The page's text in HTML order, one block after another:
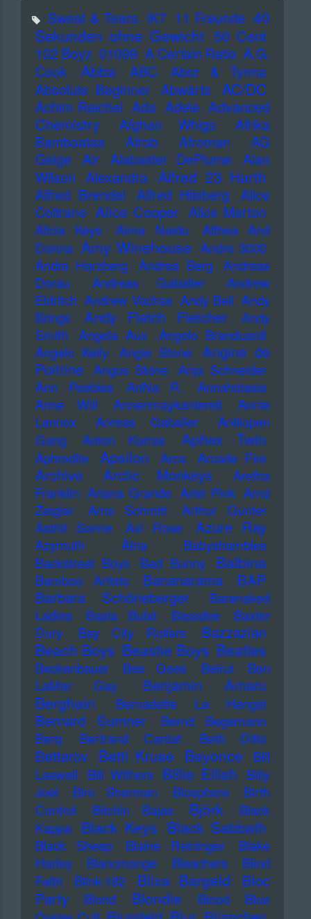
Sweat & Tears !K7 11 Freunde 40
Sekunden ohne Gewicht 50 Cent
102 Boyz 01099 A Certain Ratio A.G.
Cook
Abba ABC
Abor & Tynna
Absolute Beginner Abwärts AC/DC
Achim Reichel Ada Adele Advanced
Chemistry
Afghan Whigs
Afrika
Bambaataa
Afrob Afroman
AG
Geige
Air Alabaster DePlume
Alan
Wilson Alexandra Alfred 23 Harth
Alfred Brendel Alfred Hilsberg
Alice
Coltrane Alice Cooper Alice Merton
Alicia Keys Alma Naidu
Althea And
Donna Amy Winehouse Andre 3000
Andre Herzberg
Andrea Berg
Andreas
Dorau
Andreas Gabalier
Andrew
Eldritch Andrew Vachss Andy Bell Andy
Brings
Andy Fletch Fletcher
Andy
Smith
Angela Aux
Angelo Branduardi
Angelo Kelly
Angie Stone
Angine de
Poitrine Angus Stone Anja Schneider
Ann Peebles
AnNa R.
Annahstasia
Anne Will
Annenmaykantereit
Annie
Lennox
Anreas Gabalier
Antilopen
Gang
Anton Karras Aphex Twin
Aphrodite Apsilon Arca Arcade Fire
Archive Arctic Monkeys
Aretha
Franklin Ariana Grande Ariel Pink Arnd
Zeigler
Arno Schmitt
Arthur Gunter
Astrid Sonne
Axl Rose Azure Ray
Azymuth Ätna
Babyshambles
Backstreet Boys
Bad Bunny Balbina
Bamboo Artists Bananarama
BAP
Barbara Schöneberger
Barenaked
Ladies
Basia Bulat Bassdee
Baxter
Dury
Bay City Rollers Bazzazian
Beach Boys Beastie Boys Beatles
Beckenbauer Bee Gees Beirut
Ben
LaMar Gay
Benjamin Amaru
Berghain Bernadette La Hengst
Bernard Sumner
Bernd Begemann
Berq
Bertrand Cantat Beth Ditto
Betterov Betti Kruse Beyonce
Bill
Laswell
Bill Withers Billie Eilish
Billy
Joel
Bim Sherman Biosphere
Birth
Control
Bitchin Bajas Björk
Black
Kappa Black Keys Black Sabbath
Black Sheep Blaine Reininger
Blake
Harley
Blancmange Bleachers
Blind
Faith
Blink-182 Blixa Bargeld
Bloc
Party
Blond Blondie Blood
Blue